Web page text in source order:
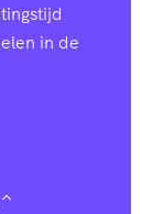
in de